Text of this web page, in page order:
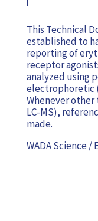
This Technical
established to
reporting of
receptor
analyzed using
electrophoretic
Whenever other
LC-MS),
made.
WADA Science /